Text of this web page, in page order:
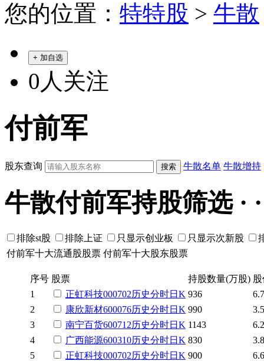
您的位置： 特特股 > 牛散
+ 加自选
0 人关注
付前军
股东查询 牛散名单 牛散增持
牛散付前军持股筛选 · ·
排除st股 排除上证 只显示创业板 只显示次新股
付前军十大流通股股票 付前军十大股东股票
序号 股票 持股数量(万股)
1
正虹科技000702历史分时日K 936
2
康欣新材600076历史分时日K 990
3
南宁百货600712历史分时日K 1143
4
广西能源600310历史分时日K 830
5
正虹科技000702历史分时日K 900